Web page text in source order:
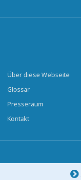
Über diese Webseite
Glossar
Presseraum
Kontakt